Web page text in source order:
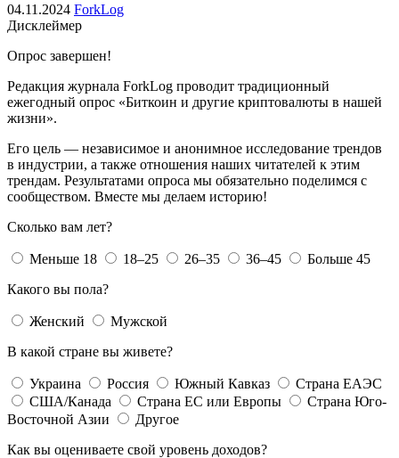
04.11.2024 ForkLog
Дисклеймер
Опрос завершен!
Редакция журнала ForkLog проводит традиционный
ежегодный опрос «Биткоин и другие криптовалюты в нашей
жизни».
Его цель — независимое и анонимное исследование трендов
в индустрии, а также отношения наших читателей к этим
трендам. Результатами опроса мы обязательно поделимся с
сообществом. Вместе мы делаем историю!
Сколько вам лет?
Меньше 18 18–25 26–35 36–45
Больше 45
Какого вы пола?
Женский
Мужской
В какой стране вы живете?
Украина Россия Южный Кавказ
Страна ЕАЭС
США/Канада
Страна ЕС или Европы
Страна Юго-
Восточной Азии
Другое
Как вы оцениваете свой уровень доходов?